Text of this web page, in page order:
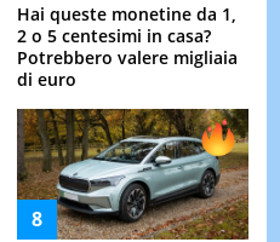
Hai queste monetine da 1,
2 o 5 centesimi in casa?
Potrebbero valere migliaia
di euro